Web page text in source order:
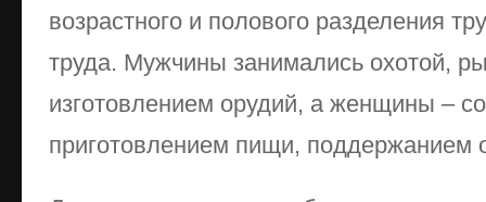
возрастного и полового разделения
труда. Мужчины занимались охотой,
изготовлением орудий, а женщины –
приготовлением пищи, поддержанием